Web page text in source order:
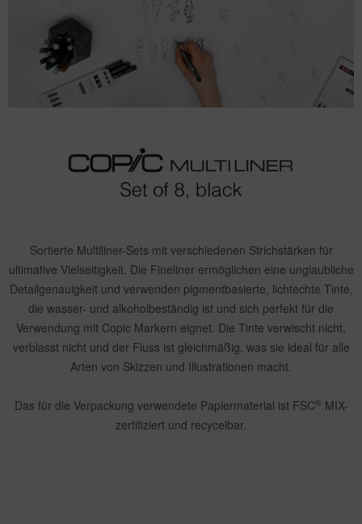
Sortierte Multiliner-Sets mit verschiedenen Strichstärken für
ultimative Vielseitigkeit. Die Fineliner ermöglichen eine unglaubliche
Detailgenauigkeit und verwenden pigmentbasierte, lichtechte Tinte,
die wasser- und alkoholbeständig ist und sich perfekt für die
Verwendung mit Copic Markern eignet. Die Tinte verwischt nicht,
verblasst nicht und der Fluss ist gleichmäßig, was sie ideal für alle
Arten von Skizzen und Illustrationen macht.
Das für die Verpackung verwendete Papiermaterial ist FSC® MIX-
zertifiziert und recycelbar.